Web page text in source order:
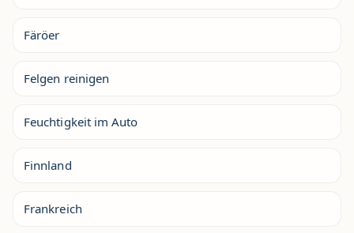
Färöer
Felgen reinigen
Feuchtigkeit im Auto
Finnland
Frankreich